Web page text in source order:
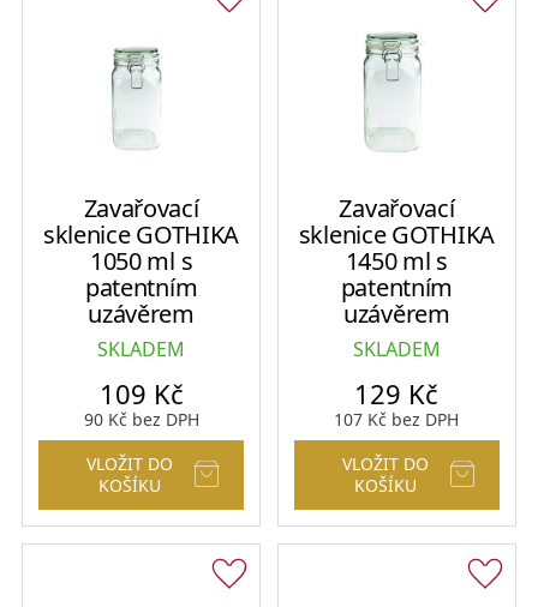
Zavařovací
sklenice GOTHIKA
1050 ml s
patentním
uzávěrem
SKLADEM
109 Kč
90 Kčbez DPH
VLOŽIT DO
KOŠÍKU
Zavařovací
sklenice GOTHIKA
1450 ml s
patentním
uzávěrem
SKLADEM
129 Kč
107 Kč bez DPH
VLOŽIT DO
KOŠÍKU